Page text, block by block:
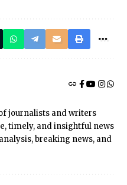
journalists and writers
timely, and insightful news
breaking news, and